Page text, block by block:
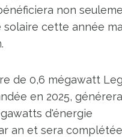
non
cette année
de 0,6 mégawatt
en 2025, générera
d'énergie
an et sera